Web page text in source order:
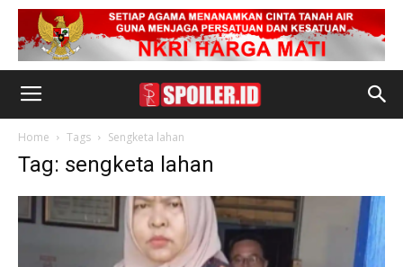
Home Tags Sengketa lahan
Tag: sengketa lahan